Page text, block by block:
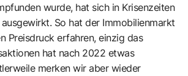
wurde, hat sich in Krisenzeiten
So hat der Immobilienmarkt
Preisdruck erfahren, einzig das
hat nach 2022 etwas
merken wir aber wieder